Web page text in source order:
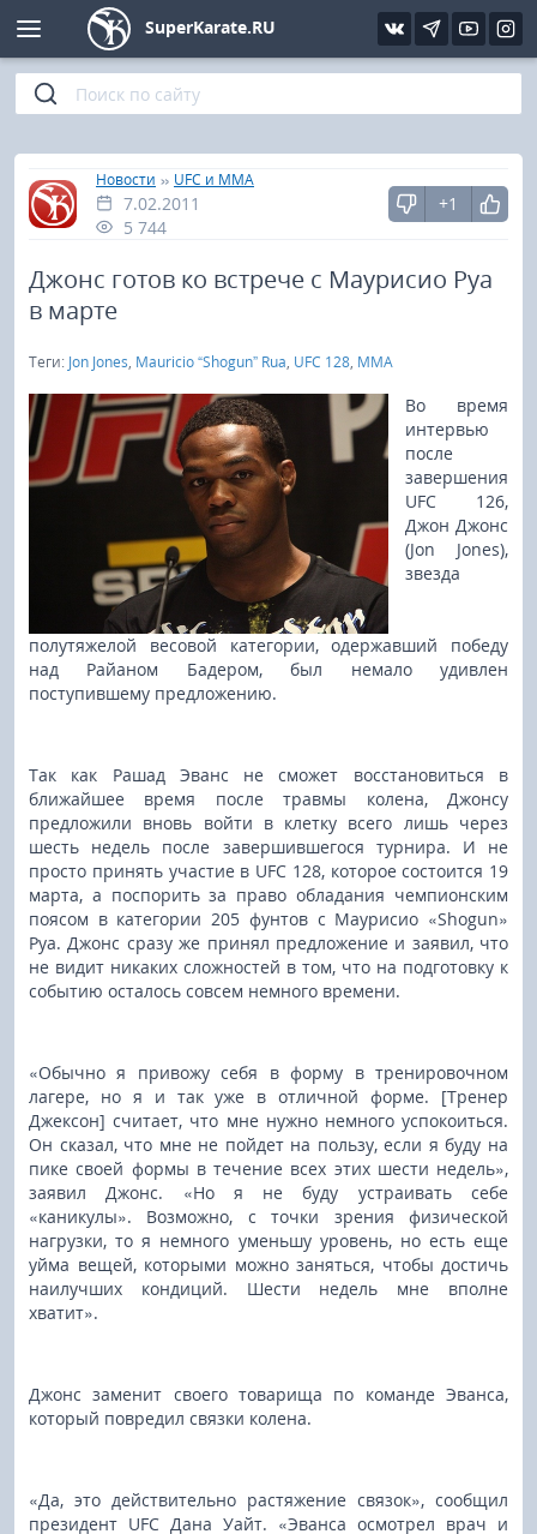
SuperKarate.RU
Главная
»
Новости » UFC и MMA
7.02.2011
5 744
+1
Джонс готов ко встрече с Маурисио Руа
в марте
Теги: Jon Jones, Mauricio “Shogun” Rua, UFC 128, MMA
Во время
интервью
после
завершения
UFC 126,
Джон Джонс
(Jon Jones),
звезда
полутяжелой весовой категории, одержавший победу
над Райаном Бадером, был немало удивлен
поступившему предложению.
Так как Рашад Эванс не сможет восстановиться в
ближайшее время после травмы колена, Джонсу
предложили вновь войти в клетку всего лишь через
шесть недель после завершившегося турнира. И не
просто принять участие в UFC 128, которое состоится 19
марта, а поспорить за право обладания чемпионским
поясом в категории 205 фунтов с Маурисио «Shogun»
Руа. Джонс сразу же принял предложение и заявил, что
не видит никаких сложностей в том, что на подготовку к
событию осталось совсем немного времени.
«Обычно я привожу себя в форму в тренировочном
лагере, но я и так уже в отличной форме. [Тренер
Джексон] считает, что мне нужно немного успокоиться.
Он сказал, что мне не пойдет на пользу, если я буду на
пике своей формы в течение всех этих шести недель»,
заявил Джонс. «Но я не буду устраивать себе
«каникулы». Возможно, с точки зрения физической
нагрузки, то я немного уменьшу уровень, но есть еще
уйма вещей, которыми можно заняться, чтобы достичь
наилучших кондиций. Шести недель мне вполне
хватит».
Джонс заменит своего товарища по команде Эванса,
который повредил связки колена.
«Да, это действительно растяжение связок», сообщил
президент UFC Дана Уайт. «Эванса осмотрел врач и
Киокушинкай
Кёкусин (IFK)
Шинкиокушинкай
Кекусин-кан
Бокс
UFC и MMA
Фото
Видео
Интервью
Статьи
Уроки каратэ
Файлы
Библиотека